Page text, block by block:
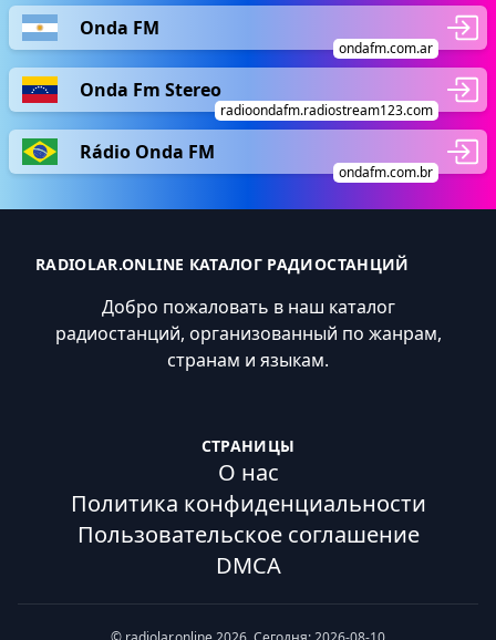
Onda FM
ondafm.com.ar
Onda Fm Stereo
radioondafm.radiostream123.com
Rádio Onda FM
ondafm.com.br
RADIOLAR.ONLINE КАТАЛОГ РАДИОСТАНЦИЙ
Добро пожаловать в наш каталог
радиостанций, организованный по жанрам,
странам и языкам.
СТРАНИЦЫ
О нас
Политика конфиденциальности
Пользовательское соглашение
DMCA